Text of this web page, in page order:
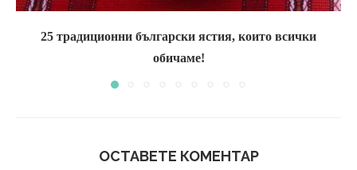
25 традиционни български ястия, които всички
обичаме!
ОСТАВЕТЕ КОМЕНТАР